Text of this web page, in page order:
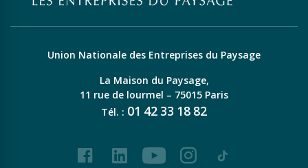
Union Nationale des Entreprises du Paysage
La Maison du Paysage,
11 rue de lourmel – 75015 Paris
Tél. : 01 42 33 18 82
FacebookLinkedInYoutubeInstagram
Tiktok